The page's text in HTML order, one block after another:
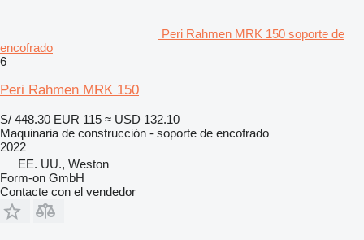
Peri Rahmen MRK 150 soporte de
encofrado
6
Peri Rahmen MRK 150
S/ 448.30 EUR 115 ≈ USD 132.10
Maquinaria de construcción - soporte de encofrado
2022
EE. UU., Weston
Form-on GmbH
Contacte con el vendedor